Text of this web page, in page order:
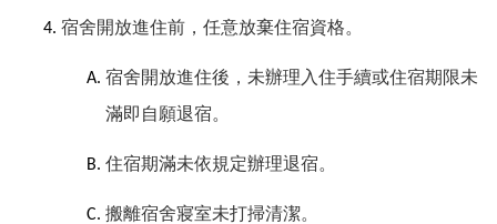
宿舍開放進住前 ，任意放棄住宿資格。
宿舍開放進住後，未辦理入住手續或住宿期限未
滿即 自願退宿。
住宿期滿未依規定辦理退宿。
搬離宿舍寢室未打掃清潔。